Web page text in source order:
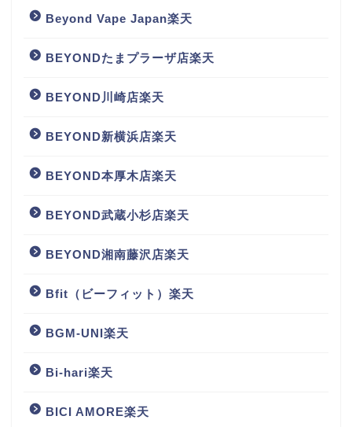
Beyond Vape Japan楽天
BEYONDたまプラーザ店楽天
BEYOND川崎店楽天
BEYOND新横浜店楽天
BEYOND本厚木店楽天
BEYOND武蔵小杉店楽天
BEYOND湘南藤沢店楽天
Bfit（ビーフィット）楽天
BGM‐UNI楽天
Bi-hari楽天
BICI AMORE楽天